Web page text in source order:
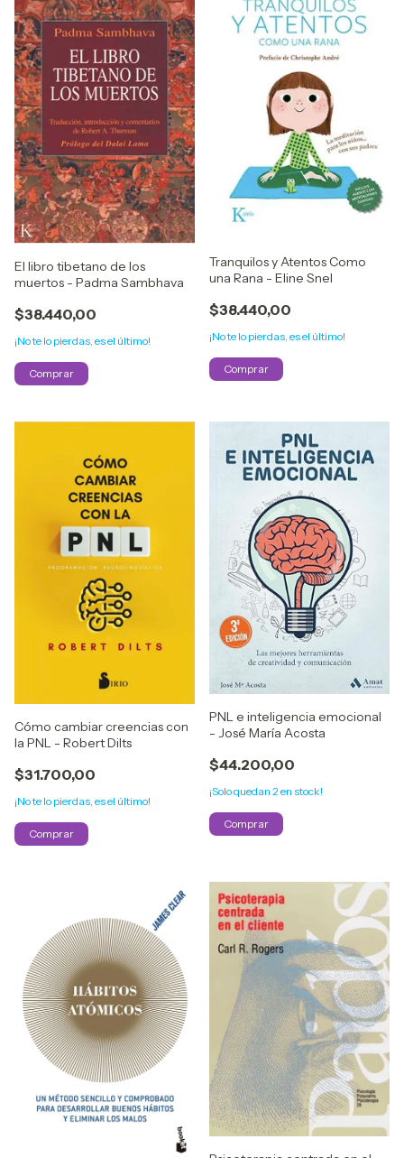
El libro tibetano de los
muertos - Padma Sambhava
$38.440,00
¡No te lo pierdas, es el último!
Tranquilos y Atentos Como
una Rana - Eline Snel
$38.440,00
¡No te lo pierdas, es el último!
Cómo cambiar creencias con
la PNL - Robert Dilts
$31.700,00
¡No te lo pierdas, es el último!
PNL e inteligencia emocional
- José María Acosta
$44.200,00
¡Solo quedan 2 en stock!